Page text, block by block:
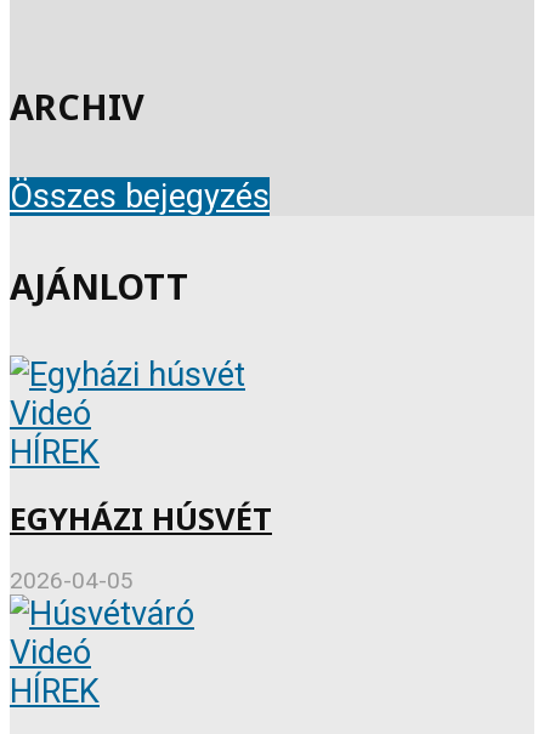
ARCHIV
Összes bejegyzés
AJÁNLOTT
Videó
HÍREK
EGYHÁZI HÚSVÉT
2026-04-05
Videó
HÍREK